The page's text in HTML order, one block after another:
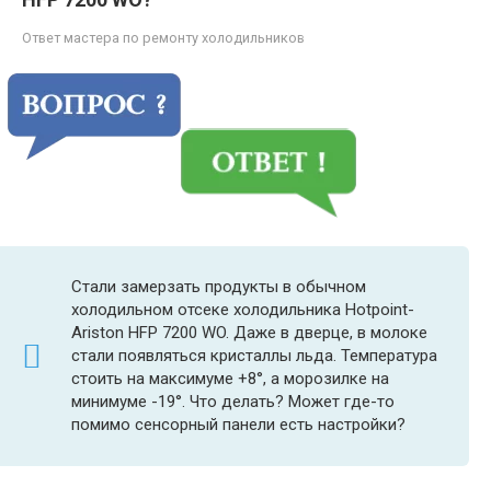
Ответ мастера по ремонту холодильников
Стали замерзать продукты в обычном
холодильном отсеке холодильника Hotpoint-
Ariston HFP 7200 WO. Даже в дверце, в молоке
стали появляться кристаллы льда. Температура
стоить на максимуме +8°, а морозилке на
минимуме -19°. Что делать? Может где-то
помимо сенсорный панели есть настройки?